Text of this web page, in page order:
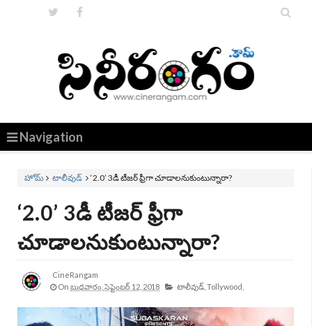

Navigation
హోమ్ టాలీవుడ్ ‘2.0’ 3డీ టీజర్‌ ఫ్రీగా చూడాలనుకుంటున్నారా?
‘2.0’ 3డీ టీజర్‌ ఫ్రీగా
చూడాలనుకుంటున్నారా?
CineRangam
On బుధవారం, సెప్టెంబర్ 12, 2018 టాలీవుడ్, Tollywood,